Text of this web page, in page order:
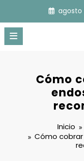
contenido
agosto
Cómo
Inicio
Cómo